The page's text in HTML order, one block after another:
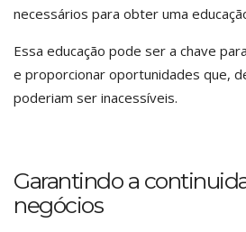
necessários para obter uma
Essa educação pode ser a chave
e proporcionar oportunidades que,
poderiam ser inacessíveis.
Garantindo a
negócios